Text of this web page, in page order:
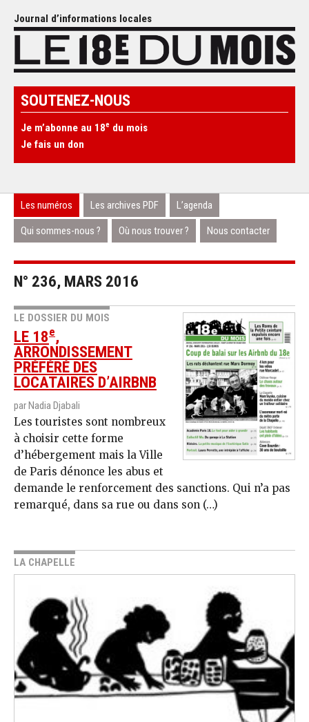
Journal d’informations locales
SOUTENEZ-NOUS
Je m’abonne au 18e du mois
Je fais un don
Les numéros Les archives PDF L’agenda
Qui sommes-nous ? Où nous trouver ? Nous contacter
N° 236, MARS 2016
LE DOSSIER DU MOIS
LE 18e,
ARRONDISSEMENT
PRÉFÉRÉ DES
LOCATAIRES D’AIRBNB
par Nadia Djabali
Les touristes sont nombreux
à choisir cette forme
d’hébergement mais la Ville
de Paris dénonce les abus et
demande le renforcement des sanctions. Qui n’a pas
remarqué, dans sa rue ou dans son (…)
LA CHAPELLE